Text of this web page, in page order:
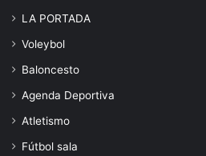
LA PORTADA
Voleybol
Baloncesto
Agenda Deportiva
Atletismo
Fútbol sala